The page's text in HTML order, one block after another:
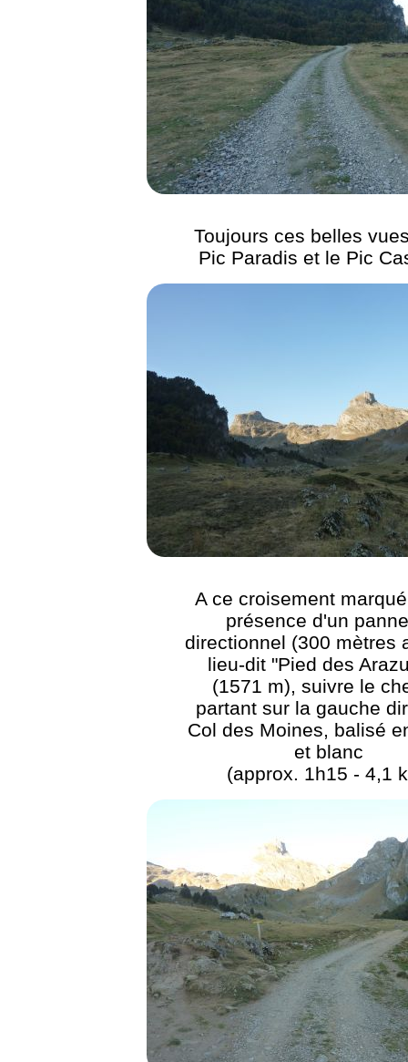
Toujours ces belles
Pic Paradis et le Pic
A ce croisement
présence d'un
directionnel (300 mètres
lieu-dit "Pied des
(1571 m), suivre le
partant sur la gauche
Col des Moines, balisé
et blanc
(approx. 1h15 - 4,1